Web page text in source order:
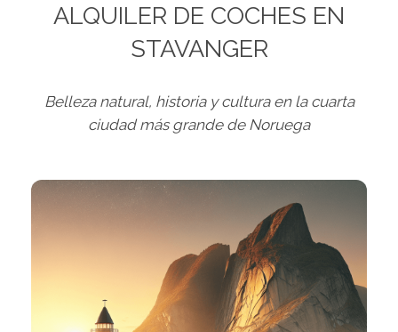
ALQUILER DE COCHES EN
STAVANGER
Belleza natural, historia y cultura en la cuarta
ciudad más grande de Noruega